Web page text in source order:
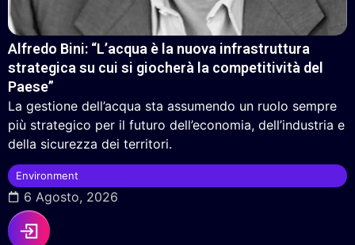
Alfredo Bini: “L’acqua è la nuova infrastruttura
strategica su cui si giocherà la competitività del
Paese”
La gestione dell’acqua sta assumendo un ruolo sempre
più strategico per il futuro dell’economia, dell’industria e
della sicurezza dei territori.
Environment
6 Agosto, 2026